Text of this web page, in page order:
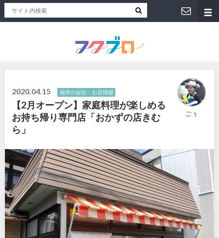
2020.04.15 福井の会社・お店情報
【2月オープン】家庭料理が楽しめる
お持ち帰り専門店「おかずの店きむ
ら」
ごぅ